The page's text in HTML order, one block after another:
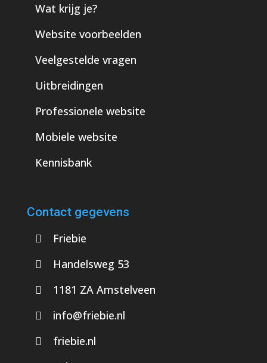
Wat krijg je?
Website voorbeelden
Veelgestelde vragen
Uitbreidingen
Professionele website
Mobiele website
Kennisbank
Contact gegevens
Friebie
Handelsweg 53
1181 ZA Amstelveen
info@friebie.nl
friebie.nl